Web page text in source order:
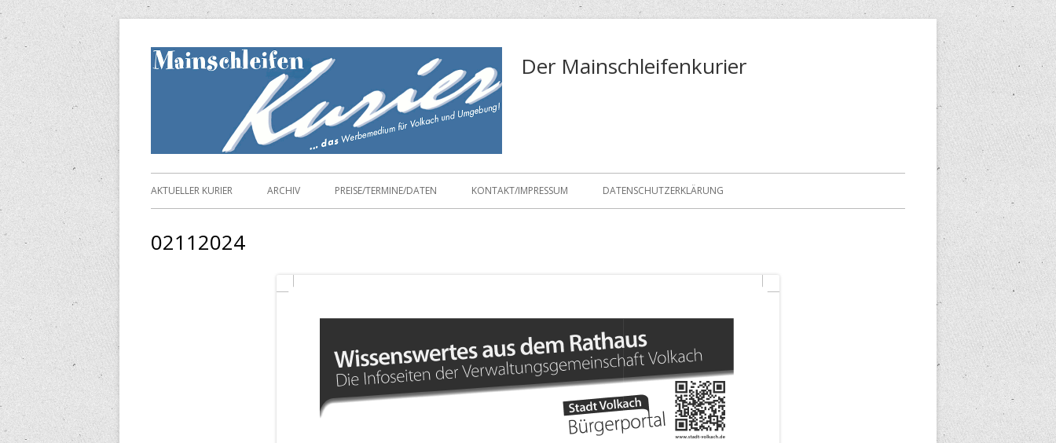
Springe
zum
Inhalt
Der Mainschleifenkurier
Primäres
AKTUELLER KURIER ARCHIV PREISE/TERMINE/DATEN KONTAKT/IMPRESSUM DATENSCHUTZERKLÄRUNG
02112024